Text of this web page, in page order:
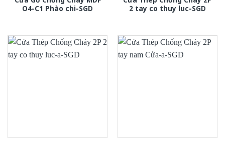
O4-C1 Phào chi-SGD
2 tay co thuy luc-SGD